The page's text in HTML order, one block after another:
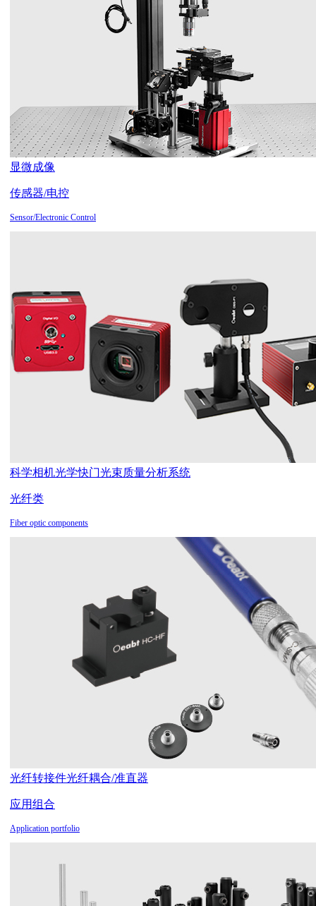
显微成像
传感器/电控
Sensor/Electronic Control
科学相机光学快门光束质量分析系统
光纤类
Fiber optic components
光纤转接件光纤耦合/准直器
应用组合
Application portfolio